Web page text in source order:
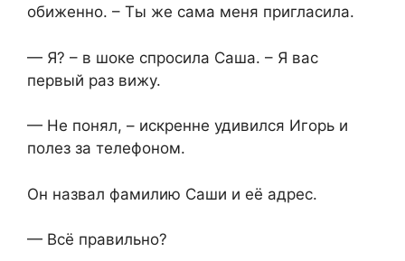
обиженно. – Ты же сама меня пригласила.
— Я? – в шоке спросила Саша. – Я вас
первый раз вижу.
— Не понял, – искренне удивился Игорь и
полез за телефоном.
Он назвал фамилию Саши и её адрес.
— Всё правильно?